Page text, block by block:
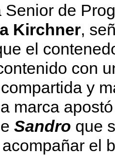
Senior de
Kirchner,
el
con
y
marca
Sandro que
el